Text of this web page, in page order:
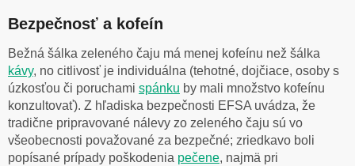
Bezpečnosť a kofeín
Bežná šálka zeleného čaju má menej kofeínu než šálka
kávy, no citlivosť je individuálna (tehotné, dojčiace, osoby s
úzkosťou či poruchami spánku by mali množstvo kofeínu
konzultovať). Z hľadiska bezpečnosti EFSA uvádza, že
tradične pripravované nálevy zo zeleného čaju sú vo
všeobecnosti považované za bezpečné; zriedkavo boli
popísané prípady poškodenia pečene, najmä pri